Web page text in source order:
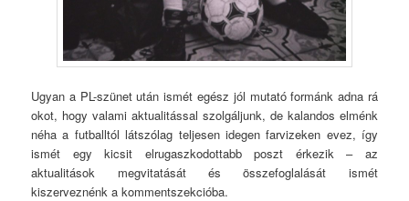
Ugyan a PL-szünet után ismét egész jól mutató formánk adna rá
okot, hogy valami aktualitással szolgáljunk, de kalandos elménk
néha a futballtól látszólag teljesen idegen farvizeken evez, így
ismét egy kicsit elrugaszkodottabb poszt érkezik – az
aktualitások megvitatását és összefoglalását ismét
kiszerveznénk a kommentszekcióba.